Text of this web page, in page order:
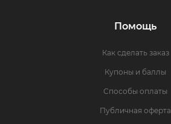
Помощь
Как сделать заказ
Купоны и баллы
Способы оплаты
Публичная оферта